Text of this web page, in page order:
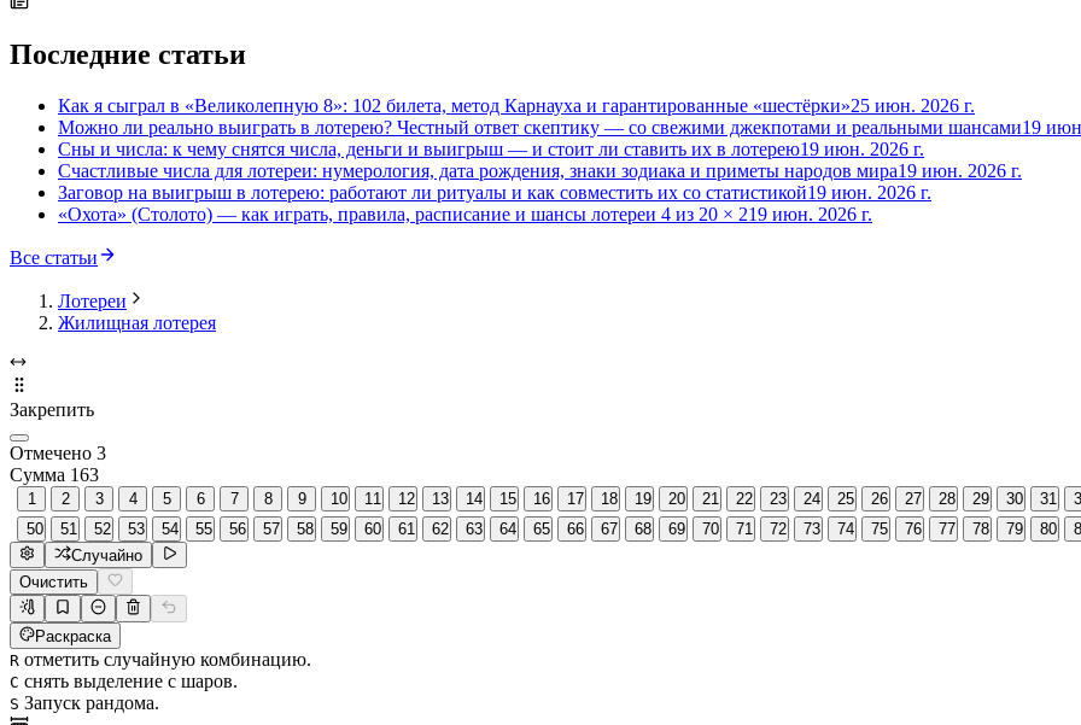
Последние статьи
Как я сыграл в «Великолепную 8»: 102 билета, метод Карнауха и гарантированные «шестёрки»25 июн. 2026 г.
Можно ли реально выиграть в лотерею? Честный ответ скептику — со свежими джекпотами и реальными шансами19
Сны и числа: к чему снятся числа, деньги и выигрыш — и стоит ли ставить их в лотерею19 июн. 2026 г.
Счастливые числа для лотереи: нумерология, дата рождения, знаки зодиака и приметы народов мира19 июн. 2026 г.
Заговор на выигрыш в лотерею: работают ли ритуалы и как совместить их со статистикой19 июн. 2026 г.
«Охота» (Столото) — как играть, правила, расписание и шансы лотереи 4 из 20 × 219 июн. 2026 г.
Все статьи
Лотереи
Жилищная лотерея
Закрепить
Отмечено 3
Сумма 163
1 2 3 4 5 6 7 8 9 10 11 12 13 14 15 16 17 18 19 20 21 22 23 24 25 26 27 28 29 30 31
50
51 52 53 54 55 56 57 58 59 60 61 62 63 64 65 66 67 68 69 70 71 72 73 74 75 76 77 78 79 80
Случайно
Очистить
Раскраска
R отметить случайную комбинацию.
С снять выделение с шаров.
S Запуск рандома.